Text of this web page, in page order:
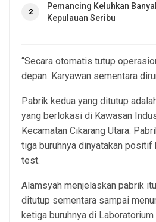
2
Pemancing Keluhkan
Kepulauan Seribu
“Secara otomatis tutup
depan. Karyawan sementara
Pabrik kedua yang ditutup
yang berlokasi di Kawasan
Kecamatan Cikarang Utara.
tiga buruhnya dinyatakan positif
test.
Alamsyah menjelaskan pabrik
ditutup sementara sampai
ketiga buruhnya di Laboratorium